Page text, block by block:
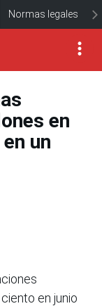
Normas legales
en
un
en junio